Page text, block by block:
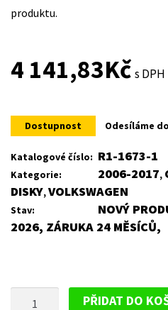
produktu.
4 141,83Kč s DPH
Dostupnost Odesíláme
Katalogové číslo: R1-1673-1
Kategorie: 2006-2017,
DISKY,VOLKSWAGEN
Stav:
NOVÝ
2026, ZÁRUKA 24 MĚSÍCŮ,
PŘIDAT DO